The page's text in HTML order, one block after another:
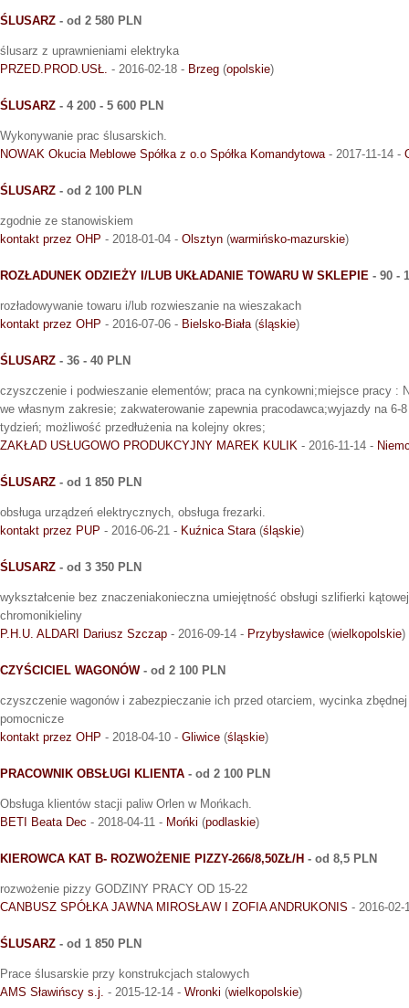
ŚLUSARZ - od 2 580 PLN
ślusarz z uprawnieniami elektryka
PRZED.PROD.USŁ. - 2016-02-18 - Brzeg (opolskie)
ŚLUSARZ - 4 200 - 5 600 PLN
Wykonywanie prac ślusarskich.
NOWAK Okucia Meblowe Spółka z o.o Spółka Komandytowa- 2017-11-14 -
ŚLUSARZ - od 2 100 PLN
zgodnie ze stanowiskiem
kontakt przez OHP - 2018-01-04 - Olsztyn (warmińsko-mazurskie)
ROZŁADUNEK ODZIEŻY I/LUB UKŁADANIE TOWARU W SKLEPIE - 90 -
rozładowywanie towaru i/lub rozwieszanie na wieszakach
kontakt przez OHP - 2016-07-06 - Bielsko-Biała(śląskie)
ŚLUSARZ - 36 - 40 PLN
czyszczenie i podwieszanie elementów; praca na cynkowni;miejsce pracy :
we własnym zakresie; zakwaterowanie zapewnia pracodawca;wyjazdy na 6-
tydzień; możliwość przedłużenia na kolejny okres;
ZAKŁAD USŁUGOWO PRODUKCYJNY MAREK KULIK - 2016-11-14 -
ŚLUSARZ - od 1 850 PLN
obsługa urządzeń elektrycznych, obsługa frezarki.
kontakt przez PUP - 2016-06-21 - Kuźnica Stara(śląskie)
ŚLUSARZ - od 3 350 PLN
wykształcenie bez znaczeniakonieczna umiejętność obsługi szlifierki
chromonikieliny
P.H.U. ALDARI Dariusz Szczap - 2016-09-14 - Przybysławice (wielkopolskie)
CZYŚCICIEL WAGONÓW- od 2 100 PLN
czyszczenie wagonów i zabezpieczanie ich przed otarciem, wycinka
pomocnicze
kontakt przez OHP - 2018-04-10 - Gliwice (śląskie)
PRACOWNIK OBSŁUGI KLIENTA - od 2 100 PLN
Obsługa klientów stacji paliw Orlen w Mońkach.
BETI Beata Dec - 2018-04-11 - Mońki (podlaskie)
KIEROWCA KAT B- ROZWOŻENIE PIZZY-266/8,50ZŁ/H - od 8,5 PLN
rozwożenie pizzy GODZINY PRACY OD 15-22
CANBUSZ SPÓŁKA JAWNA MIROSŁAW I ZOFIA ANDRUKONIS - 2016-
ŚLUSARZ - od 1 850 PLN
Prace ślusarskie przy konstrukcjach stalowych
AMS Sławińscy s.j. - 2015-12-14 - Wronki (wielkopolskie)